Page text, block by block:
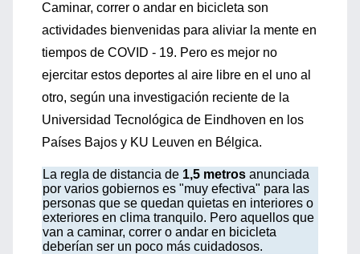
Caminar, correr o andar en bicicleta son
actividades bienvenidas para aliviar la mente en
tiempos de COVID - 19. Pero es mejor no
ejercitar estos deportes al aire libre en el uno al
otro, según una investigación reciente de la
Universidad Tecnológica de Eindhoven en los
Países Bajos y KU Leuven en Bélgica.
La regla de distancia de 1,5 metros anunciada
por varios gobiernos es "muy efectiva" para las
personas que se quedan quietas en interiores o
exteriores en clima tranquilo. Pero aquellos que
van a caminar, correr o andar en bicicleta
deberían ser un poco más cuidadosos.